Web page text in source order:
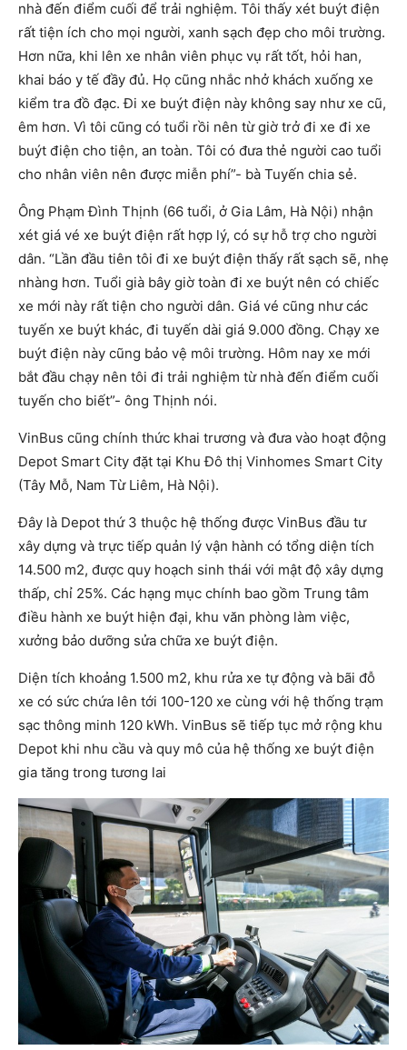
nhà đến điểm cuối để trải nghiệm. Tôi thấy xét buýt điện
rất tiện ích cho mọi người, xanh sạch đẹp cho môi trường.
Hơn nữa, khi lên xe nhân viên phục vụ rất tốt, hỏi han,
khai báo y tế đầy đủ. Họ cũng nhắc nhở khách xuống xe
kiểm tra đồ đạc. Đi xe buýt điện này không say như xe cũ,
êm hơn. Vì tôi cũng có tuổi rồi nên từ giờ trở đi xe đi xe
buýt điện cho tiện, an toàn. Tôi có đưa thẻ người cao tuổi
cho nhân viên nên được miễn phí”- bà Tuyến chia sẻ.
Ông Phạm Đình Thịnh (66 tuổi, ở Gia Lâm, Hà Nội) nhận
xét giá vé xe buýt điện rất hợp lý, có sự hỗ trợ cho người
dân. “Lần đầu tiên tôi đi xe buýt điện thấy rất sạch sẽ, nhẹ
nhàng hơn. Tuổi già bây giờ toàn đi xe buýt nên có chiếc
xe mới này rất tiện cho người dân. Giá vé cũng như các
tuyến xe buýt khác, đi tuyến dài giá 9.000 đồng. Chạy xe
buýt điện này cũng bảo vệ môi trường. Hôm nay xe mới
bắt đầu chạy nên tôi đi trải nghiệm từ nhà đến điểm cuối
tuyến cho biết”- ông Thịnh nói.
VinBus cũng chính thức khai trương và đưa vào hoạt động
Depot Smart City đặt tại Khu Đô thị Vinhomes Smart City
(Tây Mỗ, Nam Từ Liêm, Hà Nội).
Đây là Depot thứ 3 thuộc hệ thống được VinBus đầu tư
xây dựng và trực tiếp quản lý vận hành có tổng diện tích
14.500 m2, được quy hoạch sinh thái với mật độ xây dựng
thấp, chỉ 25%. Các hạng mục chính bao gồm Trung tâm
điều hành xe buýt hiện đại, khu văn phòng làm việc,
xưởng bảo dưỡng sửa chữa xe buýt điện.
Diện tích khoảng 1.500 m2, khu rửa xe tự động và bãi đỗ
xe có sức chứa lên tới 100-120 xe cùng với hệ thống trạm
sạc thông minh 120 kWh. VinBus sẽ tiếp tục mở rộng khu
Depot khi nhu cầu và quy mô của hệ thống xe buýt điện
gia tăng trong tương lai